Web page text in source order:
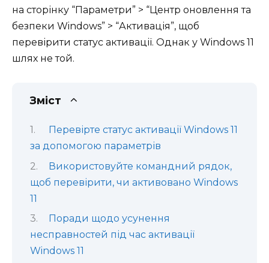
на сторінку “Параметри” > “Центр оновлення та
безпеки Windows” > “Активація”, щоб
перевірити статус активації. Однак у Windows 11
шлях не той.
Зміст
Перевірте статус активації Windows 11
за допомогою параметрів
Використовуйте командний рядок,
щоб перевірити, чи активовано Windows
11
Поради щодо усунення
несправностей під час активації
Windows 11